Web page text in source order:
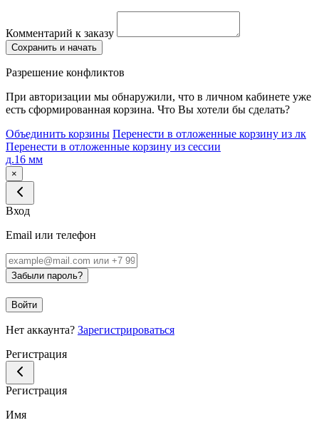
Комментарий к заказу
Сохранить и начать
Разрешение конфликтов
При авторизации мы обнаружили, что в личном кабинете уже
есть сформированная корзина. Что Вы хотели бы сделать?
Объединить корзины Перенести в отложенные корзину из лк
Перенести в отложенные корзину из сессии
д.16 мм
×
Вход
Email или телефон
Забыли пароль?
Войти
Нет аккаунта? Зарегистрироваться
Регистрация
Регистрация
Имя